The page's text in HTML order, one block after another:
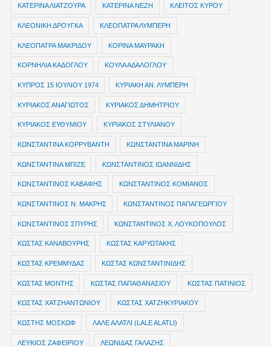
ΚΑΤΕΡΙΝΑ ΛΙΑΤΖΟΥΡΑ ΚΑΤΕΡΙΝΑ ΝΕΖΗ ΚΛΕΙΤΟΣ ΚΥΡΟΥ
ΚΛΕΟΝΙΚΗ ΔΡΟΥΓΚΑ ΚΛΕΟΠΑΤΡΑ ΛΥΜΠΕΡΗ
ΚΛΕΟΠΑΤΡΑ ΜΑΚΡΙΔΟΥ ΚΟΡΙΝΑ ΜΑΥΡΑΚΗ
ΚΟΡΝΗΛΙΑ ΚΑΔΟΓΛΟΥ ΚΟΥΛΑ ΑΔΑΛΟΓΛΟΥ
ΚΥΠΡΟΣ 15 ΙΟΥΛΙΟΥ 1974 ΚΥΡΙΑΚΗ ΑΝ. ΛΥΜΠΕΡΗ
ΚΥΡΙΑΚΟΣ ΑΝΑΓΙΩΤΟΣ ΚΥΡΙΑΚΟΣ ΔΗΜΗΤΡΙΟΥ
ΚΥΡΙΑΚΟΣ ΕΥΘΥΜΙΟΥ ΚΥΡΙΑΚΟΣ ΣΤΥΛΙΑΝΟΥ
ΚΩΝΣΤΑΝΤΙΝΑ ΚΟΡΡΥΒΑΝΤΗ ΚΩΝΣΤΑΝΤΙΝΑ ΜΑΡΙΝΗ
ΚΩΝΣΤΑΝΤΙΝΑ ΜΠΙΖΕ ΚΩΝΣΤΑΝΤΙΝΟΣ ΙΩΑΝΝΙΔΗΣ
ΚΩΝΣΤΑΝΤΙΝΟΣ ΚΑΒΑΦΗΣ ΚΩΝΣΤΑΝΤΙΝΟΣ ΚΟΜΙΑΝΟΣ
ΚΩΝΣΤΑΝΤΙΝΟΣ Ν. ΜΑΚΡΗΣ ΚΩΝΣΤΑΝΤΙΝΟΣ ΠΑΠΑΓΕΩΡΓΙΟΥ
ΚΩΝΣΤΑΝΤΙΝΟΣ ΣΠΥΡΗΣ ΚΩΝΣΤΑΝΤΙΝΟΣ Χ. ΛΟΥΚΟΠΟΥΛΟΣ
ΚΩΣΤΑΣ ΚΑΝΑΒΟΥΡΗΣ ΚΩΣΤΑΣ ΚΑΡΥΩΤΑΚΗΣ
ΚΩΣΤΑΣ ΚΡΕΜΜΥΔΑΣ ΚΩΣΤΑΣ ΚΩΝΣΤΑΝΤΙΝΙΔΗΣ
ΚΩΣΤΑΣ ΜΟΝΤΗΣ ΚΩΣΤΑΣ ΠΑΠΑΘΑΝΑΣΙΟΥ ΚΩΣΤΑΣ ΠΑΤΙΝΙΟΣ
ΚΩΣΤΑΣ ΧΑΤΖΗΑΝΤΩΝΙΟΥ ΚΩΣΤΑΣ ΧΑΤΖΗΚΥΡΙΑΚΟΥ
ΚΩΣΤΗΣ ΜΟΣΚΩΦ ΛΑΛΕ ΑΛΑΤΛΙ (LALE ALATLI)
ΛΕΥΚΙΟΣ ΖΑΦΕΙΡΙΟΥ ΛΕΩΝΙΔΑΣ ΓΑΛΑΖΗΣ